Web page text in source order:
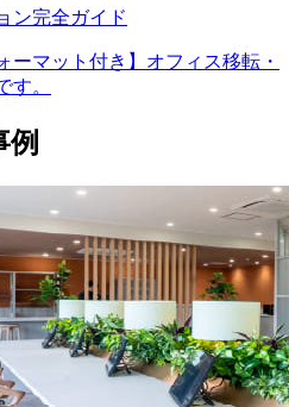
ン完全ガイド
ーマット付き】オフィス移転・
す。